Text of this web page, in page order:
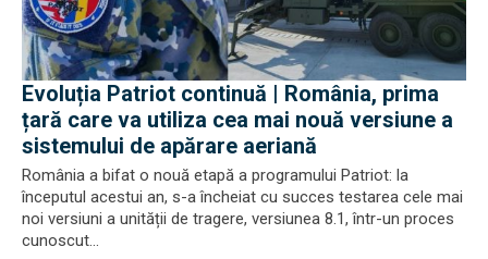
Evoluția Patriot continuă | România, prima
țară care va utiliza cea mai nouă versiune a
sistemului de apărare aeriană
România a bifat o nouă etapă a programului Patriot: la
începutul acestui an, s-a încheiat cu succes testarea cele mai
noi versiuni a unității de tragere, versiunea 8.1, într-un proces
cunoscut...